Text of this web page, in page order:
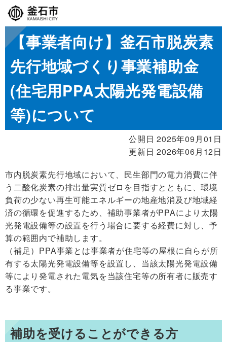
【事業者向け】釜石市脱炭素
先行地域づくり事業補助金
(住宅用PPA太陽光発電設備
等)について
公開日 2025年09月01日
更新日 2026年06月12日
市内脱炭素先行地域において、民生部門の電力消費に伴
う二酸化炭素の排出量実質ゼロを目指すとともに、環境
負荷の少ない再生可能エネルギーの地産地消及び地域経
済の循環を促進するため、補助事業者がPPAにより太陽
光発電設備等の設置を行う場合に要する経費に対し、予
算の範囲内で補助します。
（補足）PPA事業とは事業者が住宅等の屋根に自らが所
有する太陽光発電設備等を設置し、当該太陽光発電設備
等により発電された電気を当該住宅等の所有者に販売す
る事業です。
補助を受けることができる方